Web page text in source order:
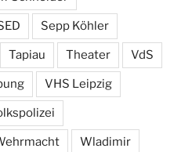
Sepp Köhler
Tapiau Theater VdS
VHS Leipzig
Wladimir